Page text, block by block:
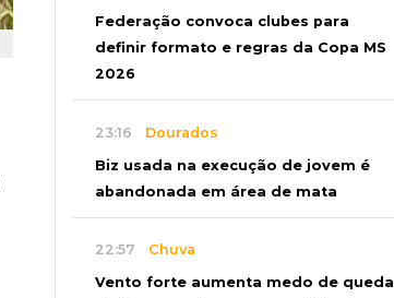
Federação convoca clubes para
definir formato e regras da Copa MS
2026
23:16 Dourados
Biz usada na execução de jovem é
abandonada em área de mata
22:57 Chuva
Vento forte aumenta medo de queda